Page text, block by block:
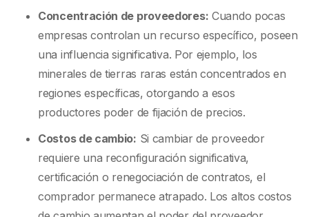
Concentración de proveedores: Cuando pocas
empresas controlan un recurso específico, poseen
una influencia significativa. Por ejemplo, los
minerales de tierras raras están concentrados en
regiones específicas, otorgando a esos
productores poder de fijación de precios.
Costos de cambio: Si cambiar de proveedor
requiere una reconfiguración significativa,
certificación o renegociación de contratos, el
comprador permanece atrapado. Los altos costos